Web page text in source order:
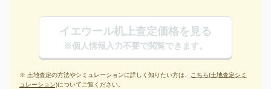
イエウール机上査定価格を見る
※個人情報入力不要で閲覧できます。
※ 土地査定の方法やシミュレーションに詳しく知りたい方は、 こちら(土地査定シミ
ュレーション)についてご覧ください。